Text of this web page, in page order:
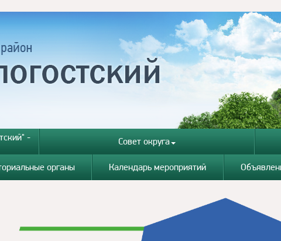
- Совет округа
органы Календарь мероприятий